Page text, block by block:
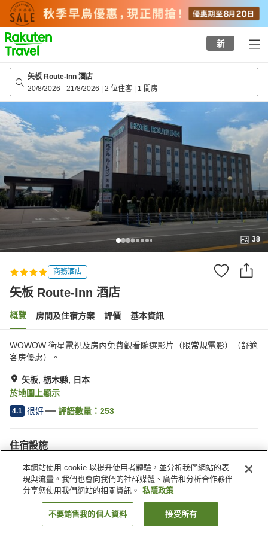
to
top
page
新
矢板 Route-Inn 酒店
20/8/2026 - 21/8/2026 | 2 位住客 | 1 間房
38
商務酒店
矢板 Route-Inn 酒店
概覽 房間及住宿方案 評價 基本資訊
WOWOW 衛星電視及房內免費觀看隨選影片（限常規電影）（舒適
客房優惠）。
矢板, 栃木縣, 日本
於地圖上顯示
4.1 很好 評語數量： 253
住宿設施
停車場
水療/美容院
餐廳
自動販賣機
找客房
本網站使用 cookie 以提升使用者體驗，並分析我們網站的表
現與流量。我們也會向我們的社群媒體、廣告和分析合作夥伴
分享您使用我們網站的相關資訊。
私隱政策
不要銷售我的個人資料 接受所有